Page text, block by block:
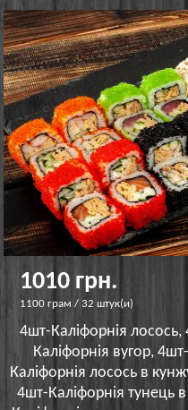
1010 грн.
1100 грам / 32 штук(и)
4шт-Каліфорнія
Каліфорнія вугор,
Каліфорнія лосось в
4шт-Каліфорнія тунець